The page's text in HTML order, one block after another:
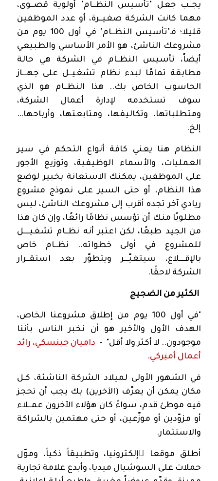
يجــب جعل "تأسيس النظــام" أولويةً قصــوى،
مهما كانت الشركة صغيــرة، أو عدد الموظفين
قليلا؛ فـ"تأسيس النظــام" في أول 100 يوم من
مشروعك الناشئ، هو الأمر الأساسي والطبيعي
أيضاً، تأسيس النظــام في الشركة هي حالة
مطابقة تمامًا لبدء نظام تشغيــل على جهـــاز
الحاسوب الخاص بك.. هذا النظــام هو الذي
سوف تستخدمه لإدارة أعمال الشركة،
ومتطلباتها، وتكاليفها، ومتابعتها، وأرباحها…
إلخ.
النظام هنا يعني كافة أنواع التحكم في سير
العمليات، والأسماء الوظيفية، وتوزيع الأجور
على الموظفين، يمكنك الاستعانة بخبير لوضع
هذا النظام، أو حتى السير على نموذج مشروع
ريادي آخر تجده أقرب إلى مشروعك الناشئ، ليس
مطلوبًا منك أن تؤسس نظامًا رائعًا، وإن كان هذا
من الجيد طبعًا، لكن اعتبر أنه نظــام تشغيــــل
للمشروع في أولى خطواته.. نظــام خاص
بالإقــــلاع، سيتغيّـــر ويتطوّر بعد استقــرار
الشركة لاحقًا.
الكثير من الضجيج
"في أول 100 يوم من إطلاق مشروعنا الخاص،
الهدف الأول والأخير هو أن نخبر الناس بأننا
موجودون.. لا أكثر ولا أقل" - داميان جينسكي، رائد
أعمال أميركي.
في الشهور الأولى لميلاد الشركة الناشئة، كـل
مكان يمكن أن يعرّف (الآخرين) بك يجب أن تحجز
فيه موطئ قدم، سواءً كان هؤلاء الآخرون عمــلاء
أو مزوّدين أو موزّعين، أو حتى مهتمين بالشراكة
والاستثمار.
أطلق موقعا ًإلكترونيا، وتطبيقاً ذكياً، وموّل
حملات على السوشيال ميديا، وأبدع علامة تجارية